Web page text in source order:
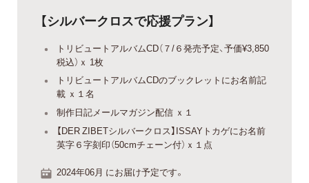
【シルバークロスで応援プラン】
トリビュートアルバムCD（７/６発売予定、予価¥3,850
税込）ｘ 1枚
トリビュートアルバムCDのブックレットにお名前記
載 ｘ１名
制作日記メールマガジン配信 ｘ１
【DER ZIBETシルバークロス】ISSAYトカゲにお名前
英字６字刻印（50cmチェーン付）ｘ１点
2024年06月 にお届け予定です。